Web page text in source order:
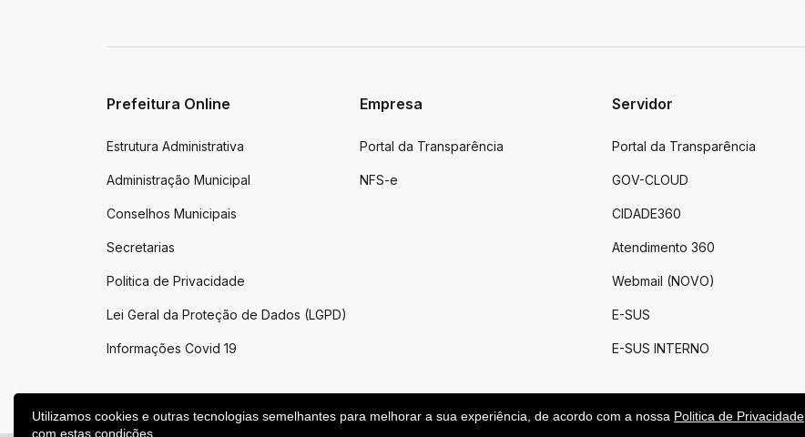
Prefeitura Online
Estrutura Administrativa
Administração Municipal
Conselhos Municipais
Secretarias
Politica de Privacidade
Lei Geral da Proteção de Dados (LGPD)
Informações Covid 19
Empresa
Portal da Transparência
NFS-e
Servidor
Portal da Transparência
GOV-CLOUD
CIDADE360
Atendimento 360
Webmail (NOVO)
E-SUS
E-SUS INTERNO
Utilizamos cookies e outras tecnologias semelhantes para melhorar a sua experiência, de acordo com a nossa Politica de Privacidade
com estas condições.